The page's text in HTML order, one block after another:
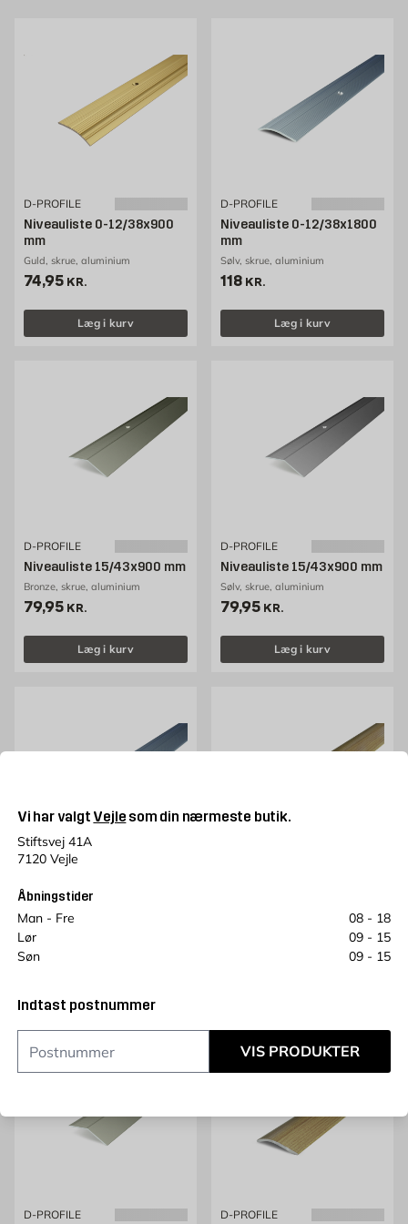
Vi har valgt Vejle som din nærmeste butik.
Stiftsvej 41A
7120 Vejle
Åbningstider
Man - Fre
08 - 18
Lør
09 - 15
Søn
09 - 15
Indtast postnummer
VIS PRODUKTER
niveauliste, vi kan tilbyde.
D-PROFILE
Niveauliste 0-12/38x900
mm
Guld, skrue, aluminium
Pris 74.95 kr. /stk
74,95 KR.
Læg i kurv
D-PROFILE
Niveauliste 0-12/38x1800
mm
Sølv, skrue, aluminium
Pris 118 kr. /stk
118 KR.
Læg i kurv
D-PROFILE
Niveauliste 15/43x900 mm
Bronze, skrue, aluminium
Pris 79.95 kr. /stk
79,95 KR.
Læg i kurv
D-PROFILE
Niveauliste 15/43x900 mm
Sølv, skrue, aluminium
Pris 79.95 kr. /stk
79,95 KR.
Læg i kurv
Niveauliste 0-12/38x900
Pris 74.95 kr. /stk
74,95
D-PROFILE D-PROFILE